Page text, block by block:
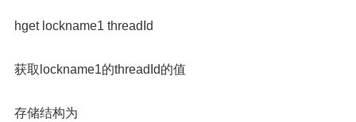
hget lockname1 threadId
获取lockname1的threadId的值
存储结构为